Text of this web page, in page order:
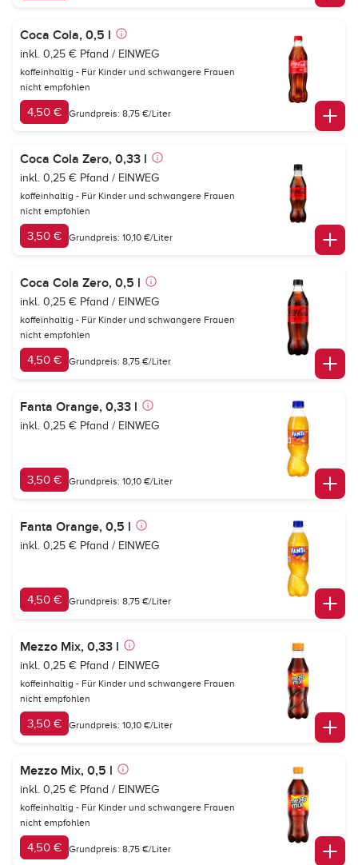
Coca Cola, 0,5 l
inkl. 0,25 € Pfand / EINWEG
koffeinhaltig - Für Kinder und schwangere Frauen
nicht empfohlen
4,50 € Grundpreis: 8,75 €/Liter
Coca Cola Zero, 0,33 l
inkl. 0,25 € Pfand / EINWEG
koffeinhaltig - Für Kinder und schwangere Frauen
nicht empfohlen
3,50 € Grundpreis: 10,10 €/Liter
Coca Cola Zero, 0,5 l
inkl. 0,25 € Pfand / EINWEG
koffeinhaltig - Für Kinder und schwangere Frauen
nicht empfohlen
4,50 € Grundpreis: 8,75 €/Liter
Fanta Orange, 0,33 l
inkl. 0,25 € Pfand / EINWEG
3,50 € Grundpreis: 10,10 €/Liter
Fanta Orange, 0,5 l
inkl. 0,25 € Pfand / EINWEG
4,50 € Grundpreis: 8,75 €/Liter
Mezzo Mix, 0,33 l
inkl. 0,25 € Pfand / EINWEG
koffeinhaltig - Für Kinder und schwangere Frauen
nicht empfohlen
3,50 € Grundpreis: 10,10 €/Liter
Mezzo Mix, 0,5 l
inkl. 0,25 € Pfand / EINWEG
koffeinhaltig - Für Kinder und schwangere Frauen
nicht empfohlen
4,50 € Grundpreis: 8,75 €/Liter